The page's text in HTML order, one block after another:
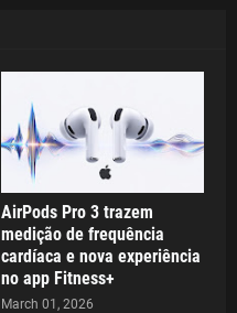
AirPods Pro 3 trazem
medição de frequência
cardíaca e nova experiência
no app Fitness+
March 01, 2026